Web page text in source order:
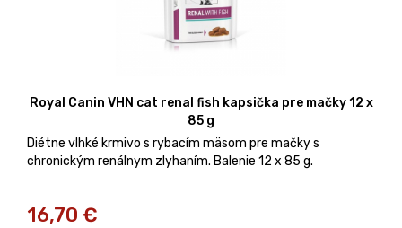
Royal Canin VHN cat renal fish kapsička pre mačky 12 x
85 g
Diétne vlhké krmivo s rybacím mäsom pre mačky s
chronickým renálnym zlyhaním. Balenie 12 x 85 g.
16,70 €